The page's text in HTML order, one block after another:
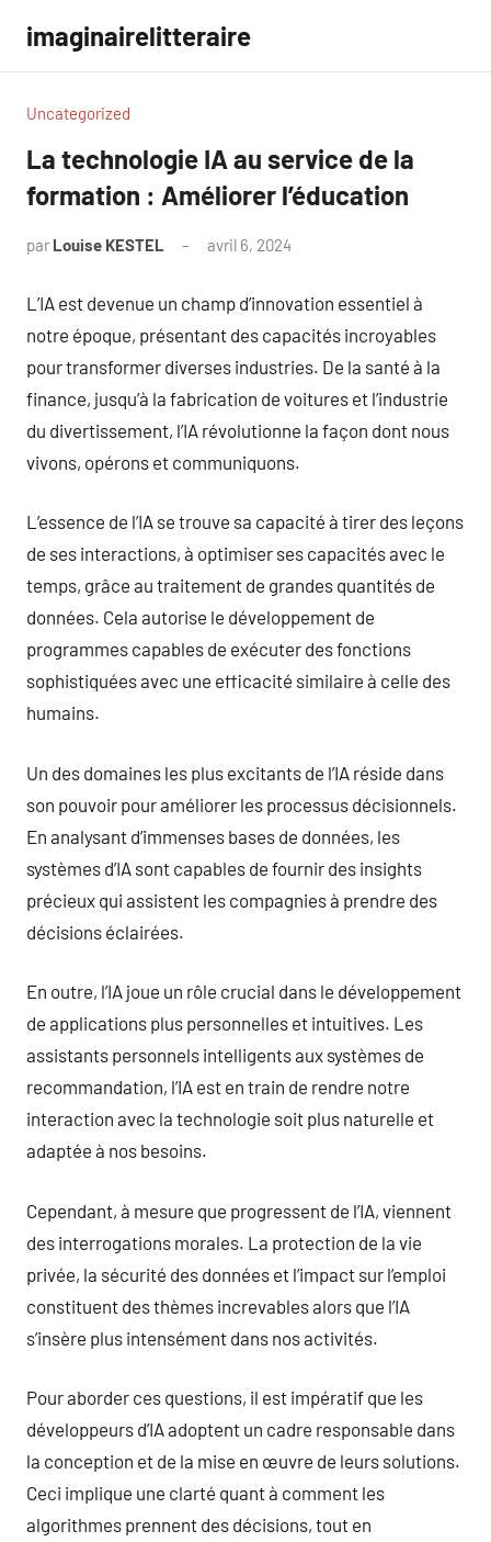
contenu
imaginairelitteraire
Uncategorized
La technologie IA au service de la
formation : Améliorer l’éducation
par Louise KESTEL avril 6, 2024
L’IA est devenue un champ d’innovation essentiel à
notre époque, présentant des capacités incroyables
pour transformer diverses industries. De la santé à la
finance, jusqu’à la fabrication de voitures et l’industrie
du divertissement, l’IA révolutionne la façon dont nous
vivons, opérons et communiquons.
L’essence de l’IA se trouve sa capacité à tirer des leçons
de ses interactions, à optimiser ses capacités avec le
temps, grâce au traitement de grandes quantités de
données. Cela autorise le développement de
programmes capables de exécuter des fonctions
sophistiquées avec une efficacité similaire à celle des
humains.
Un des domaines les plus excitants de l’IA réside dans
son pouvoir pour améliorer les processus décisionnels.
En analysant d’immenses bases de données, les
systèmes d’IA sont capables de fournir des insights
précieux qui assistent les compagnies à prendre des
décisions éclairées.
En outre, l’IA joue un rôle crucial dans le développement
de applications plus personnelles et intuitives. Les
assistants personnels intelligents aux systèmes de
recommandation, l’IA est en train de rendre notre
interaction avec la technologie soit plus naturelle et
adaptée à nos besoins.
Cependant, à mesure que progressent de l’IA, viennent
des interrogations morales. La protection de la vie
privée, la sécurité des données et l’impact sur l’emploi
constituent des thèmes increvables alors que l’IA
s’insère plus intensément dans nos activités.
Pour aborder ces questions, il est impératif que les
développeurs d’IA adoptent un cadre responsable dans
la conception et de la mise en œuvre de leurs solutions.
Ceci implique une clarté quant à comment les
algorithmes prennent des décisions, tout en